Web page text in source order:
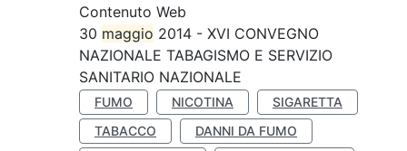
Contenuto Web
30 maggio 2014 - XVI CONVEGNO
NAZIONALE TABAGISMO E SERVIZIO
SANITARIO NAZIONALE
FUMO NICOTINA
SIGARETTA
TABACCO
DANNI DA FUMO